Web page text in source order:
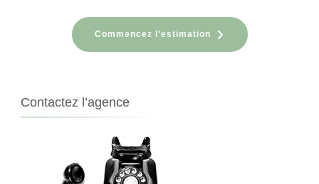
Commencez l'estimation
Contactez l’agence